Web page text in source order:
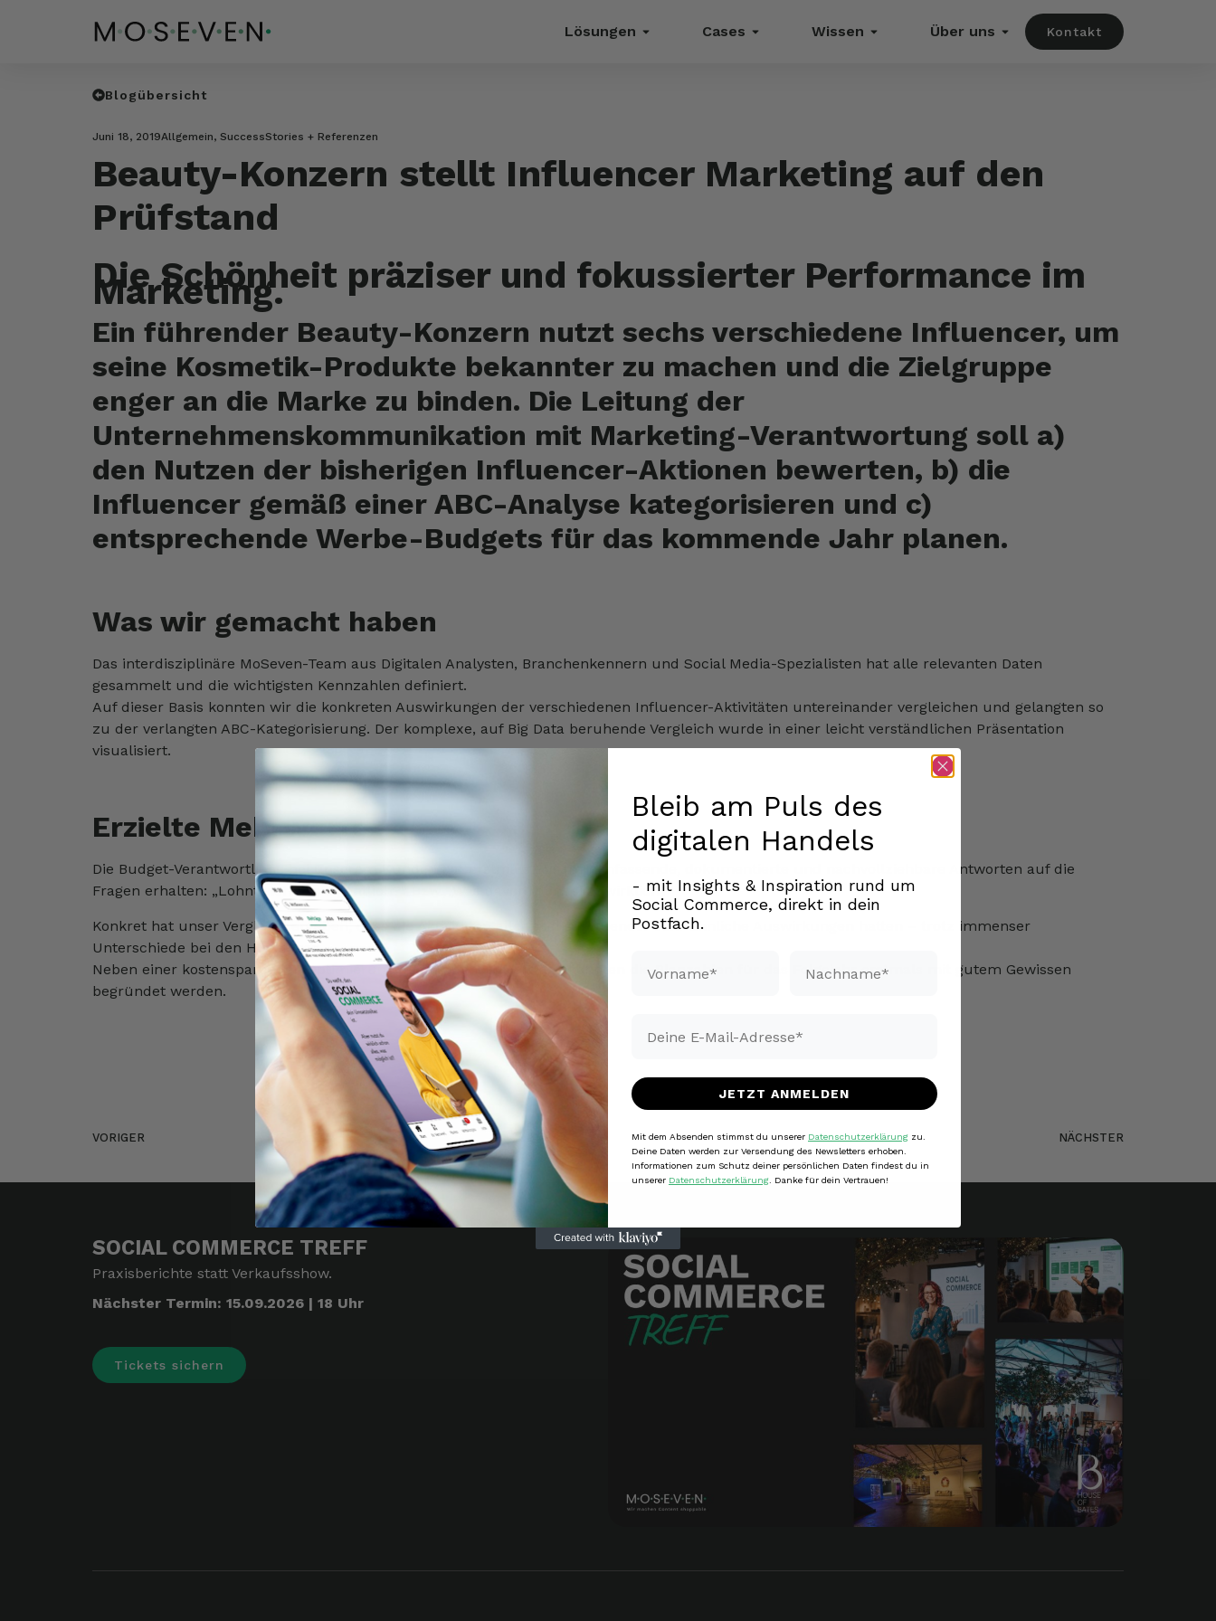
Lösungen Cases Wissen Über uns Kontakt
Blogübersicht
Juni 18, 2019Allgemein, SuccessStories + Referenzen
Beauty-Konzern stellt Influencer Marketing auf den
Prüfstand
Die Schönheit präziser und fokussierter Performance im
Marketing.
Ein führender Beauty-Konzern nutzt sechs verschiedene Influencer, um
seine Kosmetik-Produkte bekannter zu machen und die Zielgruppe
enger an die Marke zu binden. Die Leitung der
Unternehmenskommunikation mit Marketing-Verantwortung soll a)
den Nutzen der bisherigen Influencer-Aktionen bewerten, b) die
Influencer gemäß einer ABC-Analyse kategorisieren und c)
entsprechende Werbe-Budgets für das kommende Jahr planen.
Was wir gemacht haben
Das interdisziplinäre MoSeven-Team aus Digitalen Analysten, Branchenkennern und Social Media-Spezialisten hat alle relevanten Daten
gesammelt und die wichtigsten Kennzahlen definiert.
Auf dieser Basis konnten wir die konkreten Auswirkungen der verschiedenen Influencer-Aktivitäten untereinander vergleichen und gelangten so
zu der verlangten ABC-Kategorisierung. Der komplexe, auf Big Data beruhende Vergleich wurde in einer leicht verständlichen Präsentation
visualisiert.
Erzielte Mehrwerte
Die Budget-Verantwortliche bei unserem Kunden hat erstmals zusammenfassende, dokumentierte und nachvollziehbare Antworten auf die
Fragen erhalten: „Lohnt sich das eigentlich?“ Bzw. „Was davon lohnt sich wirklich?“
Konkret hat unser Vergleich ergeben, dass die Aktivitäten aller sechs Influencer sehr ähnliche Auswirkungen hatten – trotz immenser
Unterschiede bei den Honoraren.
Neben einer kostensparenden Optimierung der Influencer-Verträge konnten die Planzahlen für das Folgejahr erstmals mit gutem Gewissen
begründet werden.
VORIGER
MoSeven ist im Business Center Frechen angekommen
NÄCHSTER
Feuerwehrbedarfsplanung rettet Menschenleben
SOCIAL COMMERCE TREFF
Praxisberichte statt Verkaufsshow.
Nächster Termin: 15.09.2026 | 18 Uhr
Tickets sichern
Bleib am Puls des
digitalen Handels
- mit Insights & Inspiration rund um
Social Commerce, direkt in dein
Postfach.
JETZT ANMELDEN
Mit dem Absenden stimmst du unserer Datenschutzerklärung zu.
Deine Daten werden zur Versendung des Newsletters erhoben.
Informationen zum Schutz deiner persönlichen Daten findest du in
unserer Datenschutzerklärung . Danke für dein Vertrauen!